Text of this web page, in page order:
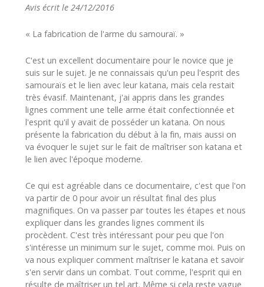
Avis écrit le 24/12/2016
« La fabrication de l'arme du samouraï. »
C'est un excellent documentaire pour le novice que je
suis sur le sujet. Je ne connaissais qu'un peu l'esprit des
samouraïs et le lien avec leur katana, mais cela restait
très évasif. Maintenant, j'ai appris dans les grandes
lignes comment une telle arme était confectionnée et
l'esprit qu'il y avait de posséder un katana. On nous
présente la fabrication du début à la fin, mais aussi on
va évoquer le sujet sur le fait de maîtriser son katana et
le lien avec l'époque moderne.
Ce qui est agréable dans ce documentaire, c'est que l'on
va partir de 0 pour avoir un résultat final des plus
magnifiques. On va passer par toutes les étapes et nous
expliquer dans les grandes lignes comment ils
procèdent. C'est très intéressant pour peu que l'on
s'intéresse un minimum sur le sujet, comme moi. Puis on
va nous expliquer comment maîtriser le katana et savoir
s'en servir dans un combat. Tout comme, l'esprit qui en
résulte de maîtriser un tel art. Même si cela reste vague